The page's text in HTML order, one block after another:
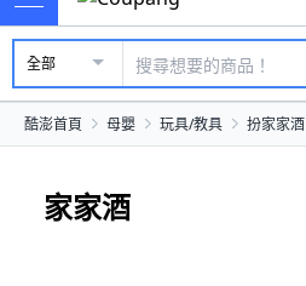
全部
酷澎首頁 母嬰 玩具/教具 扮家家酒
家家酒